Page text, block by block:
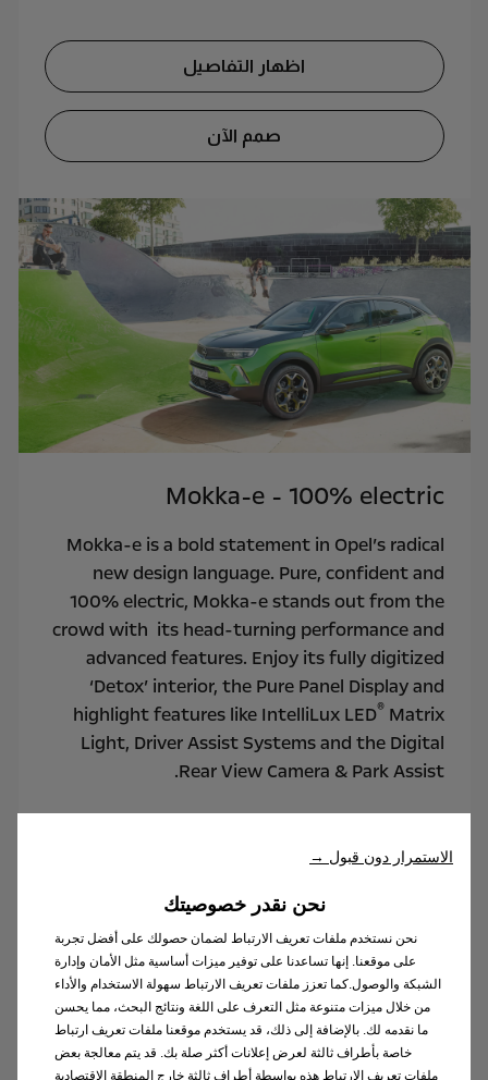
اظهار التفاصيل
صمم الآن
Mokka-e - 100% electric
Mokka-e is a bold statement in Opel’s radical
new design language. Pure, confident and
100% electric, Mokka-e stands out from the
crowd with its head-turning performance and
advanced features. Enjoy its fully digitized
‘Detox’ interior, the Pure Panel Display and
highlight features like IntelliLux LED®Matrix
Light, Driver Assist Systems and the Digital
Rear View Camera & Park Assist.
mm, height unladen 1,534 mm, width 1,987 mm
Luggage-/loadspace volume: 310-1,060 l
Driving experience: 150 km/h top speed, 342
km (WLTP)* range without recharging
الاستمرار دون قبول →
نحن نقدر خصوصيتك
نحن نستخدم ملفات تعريف الارتباط لضمان حصولك على أفضل تجربة
على موقعنا. إنها تساعدنا على توفير ميزات أساسية مثل الأمان وإدارة
الشبكة والوصول.كما تعزز ملفات تعريف الارتباط سهولة الاستخدام والأداء
من خلال ميزات متنوعة مثل التعرف على اللغة ونتائج البحث، مما يحسن
ما نقدمه لك. بالإضافة إلى ذلك، قد يستخدم موقعنا ملفات تعريف ارتباط
خاصة بأطراف ثالثة لعرض إعلانات أكثر صلة بك. قد يتم معالجة بعض
ملفات تعريف الارتباط هذه بواسطة أطراف ثالثة خارج المنطقة الاقتصادية